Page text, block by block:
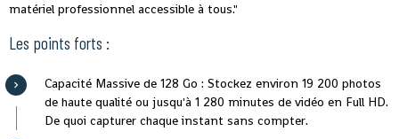
matériel professionnel accessible à tous."
Les points forts :
Capacité Massive de 128 Go : Stockez environ 19 200 photos
de haute qualité ou jusqu'à 1 280 minutes de vidéo en Full HD.
De quoi capturer chaque instant sans compter.